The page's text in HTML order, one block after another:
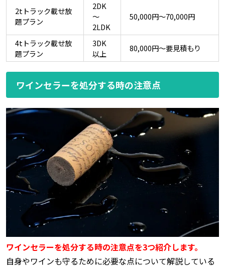
2tトラック載せ放
題プラン
2DK
～
2LDK
50,000円～70,000円
4tトラック載せ放
題プラン
3DK
以上
80,000円～要見積もり
ワインセラーを処分する時の注意点
ワインセラーを処分する時の注意点を3つ紹介します。
自身やワインも守るために必要な点について解説している